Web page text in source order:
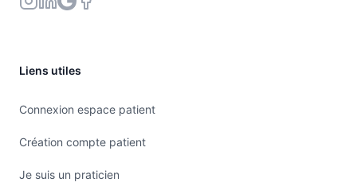
Liens utiles
Connexion espace patient
Création compte patient
Je suis un praticien